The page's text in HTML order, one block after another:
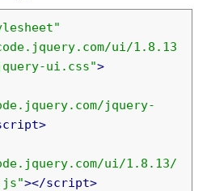
ui/1.8.13
ui.css">
jquery-
ui/1.8.13/
></script>